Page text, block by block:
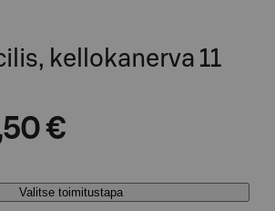
kellokanerva 11
€
Valitse toimitustapa